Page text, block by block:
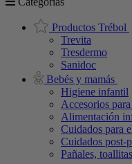
Productos Trébol
Trevita
Tresdermo
Sanidoc
Bebés y mamás
Higiene infantil
Accesorios
Alimentación
Cuidados para
Cuidados post-
Pañales,